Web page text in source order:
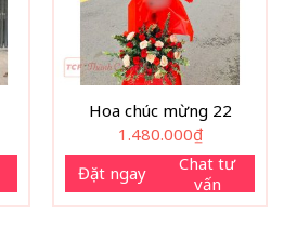
Hoa chúc mừng 22
1.480.000₫
Đặt ngay
Chat tư
vấn